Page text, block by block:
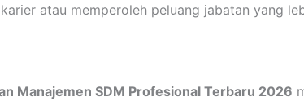
atau memperoleh peluang jabatan yang
Manajemen SDM Profesional Terbaru 2026